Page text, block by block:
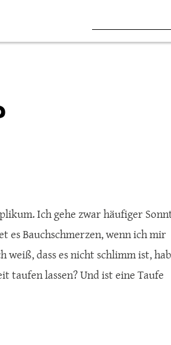
Ich gehe zwar häufiger
Bauchschmerzen, wenn ich mir
weiß, dass es nicht schlimm ist,
taufen lassen? Und ist eine Taufe